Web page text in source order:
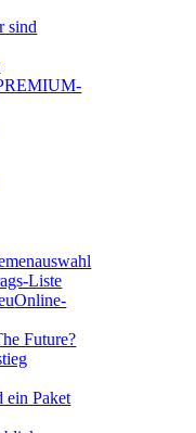
sind
Liste
Online-
Future?
ein Paket